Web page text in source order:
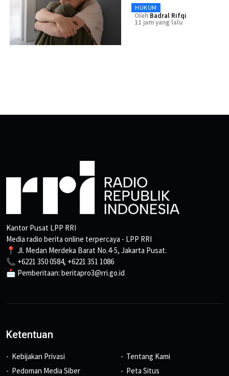
HUKUM
Oleh Badral Rifqi
11 jam yang lalu
Kantor Pusat LPP RRI
Media radio berita online terpercaya - LPP RRI
📍 Jl. Medan Merdeka Barat No.4-5, Jakarta Pusat.
📞 +6221 350 0584, +6221 351 1086
📩 Pemberitaan: beritapro3@rri.go.id
Ketentuan
Kebijakan Privasi
Pedoman Media Siber
Tentang Kami
Peta Situs